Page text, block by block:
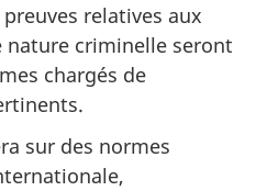
relatives aux
nature criminelle seront
chargés de
sur des normes